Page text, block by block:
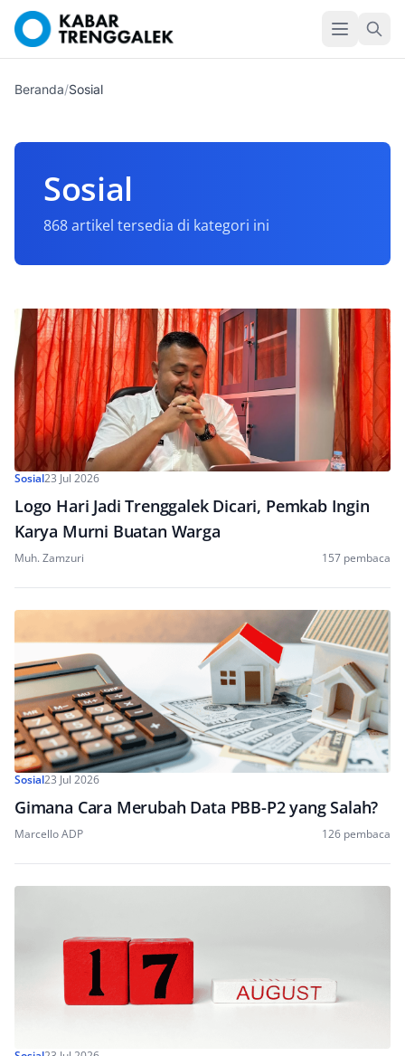
Beranda/Sosial
Sosial
868 artikel tersedia di kategori ini
Sosial23 Jul 2026
Logo Hari Jadi Trenggalek Dicari, Pemkab Ingin
Karya Murni Buatan Warga
Muh. Zamzuri 157 pembaca
Sosial23 Jul 2026
Gimana Cara Merubah Data PBB-P2 yang Salah?
Marcello ADP 126 pembaca